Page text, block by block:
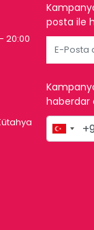
20:00
posta ile
haberdar